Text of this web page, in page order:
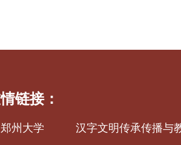
链接：
郑州大学 汉字文明传承传播与